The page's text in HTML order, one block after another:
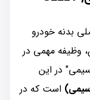
بدنه خودرو
وظیفه مهمی در
در این
است که در